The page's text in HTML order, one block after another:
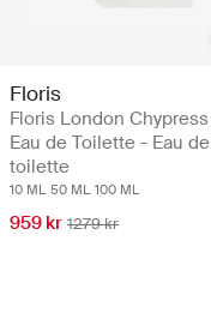
Floris
Floris London Chypress
Eau de Toilette - Eau de
toilette
10 ML 50 ML 100 ML
959 kr 1279 kr